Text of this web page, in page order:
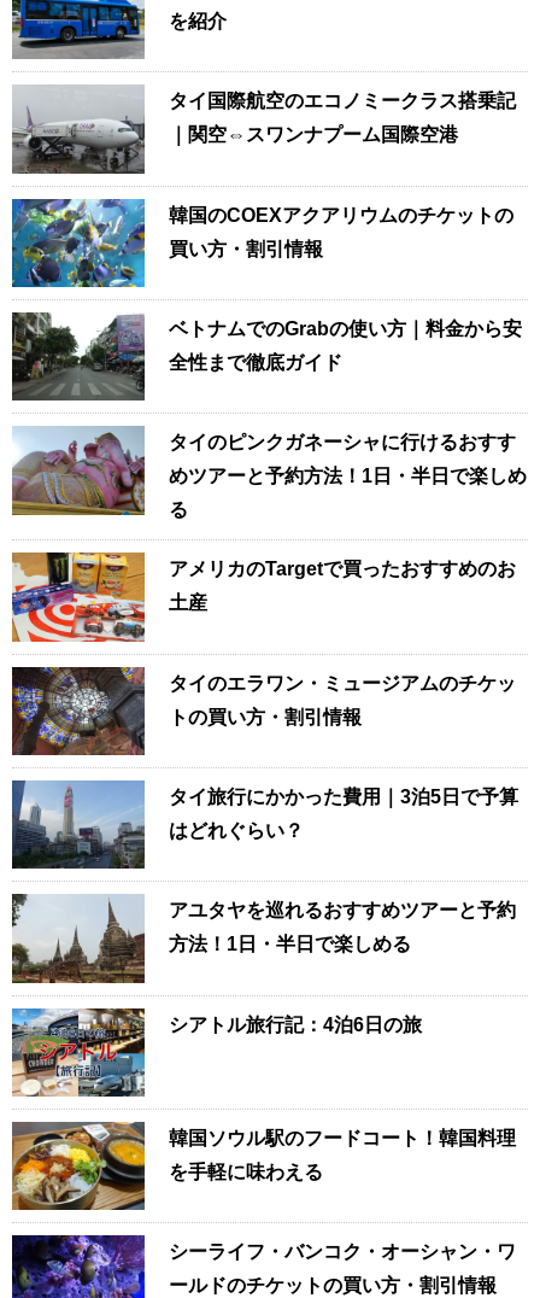
を紹介
タイ国際航空のエコノミークラス搭乗記
｜関空⇔スワンナプーム国際空港
韓国のCOEXアクアリウムのチケットの
買い方・割引情報
ベトナムでのGrabの使い方｜料金から安
全性まで徹底ガイド
タイのピンクガネーシャに行けるおすす
めツアーと予約方法！1日・半日で楽しめ
る
アメリカのTargetで買ったおすすめのお
土産
タイのエラワン・ミュージアムのチケッ
トの買い方・割引情報
タイ旅行にかかった費用｜3泊5日で予算
はどれぐらい？
アユタヤを巡れるおすすめツアーと予約
方法！1日・半日で楽しめる
シアトル旅行記：4泊6日の旅
韓国ソウル駅のフードコート！韓国料理
を手軽に味わえる
シーライフ・バンコク・オーシャン・ワ
ールドのチケットの買い方・割引情報